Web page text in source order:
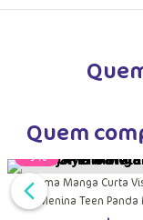
Quem